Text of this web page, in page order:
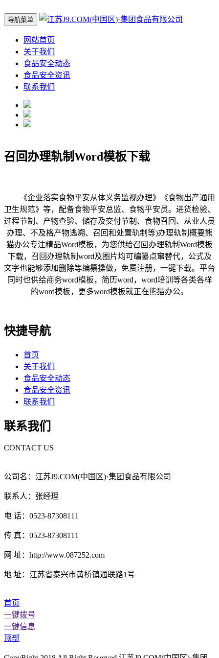
导航菜单
网站首页
关于我们
食品安全动态
食品安全资讯
联系我们
召回办理轨制Word模板下载
《企业落实食物平安从体义务监视办理》《食物出产通用
卫生规范》等，配备食物平安总监、食物平安员。进货检验、
过程节制、产物查验、储存及交付节制、食物召回、从业人员
办理、不及格产物逃溯、召回和处置轨制等)办理轨制概要熊
猫办公专注精品Word模板，为您供给召回办理轨制Word模板
下载，召回办理轨制word及图片均可编纂点窜替代，公式及
文字也能够添加删除等编纂操做，免费注册，一键下载。平台
同时也供给商务word模板，简历word，word培训等各类各样
的word模板，更多word模板就正在熊猫办公。
快捷导航
首页
关于我们
食品安全动态
食品安全资讯
联系我们
联系我们
CONTACT US
公司名：江苏J9.COM(中国区)·集团食品有限公司
联系人：张经理
电 话：0523-87308111
传 真：0523-87308111
网 址：http://www.087252.com
地 址：江苏省泰兴市黄桥镇通联路1号
首页
一键拨号
一键信息
顶部